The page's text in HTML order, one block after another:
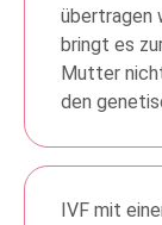
übertragen
bringt es
Mutter
den
IVF mit